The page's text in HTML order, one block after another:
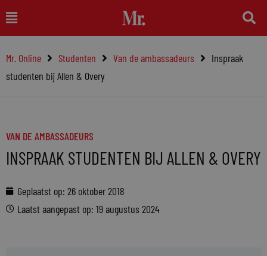
naar
inhoud
Main
Menu
Mr. Online Studenten Van de ambassadeurs
Inspraak
studenten bij Allen & Overy
VAN DE AMBASSADEURS
INSPRAAK STUDENTEN BIJ ALLEN & OVERY
Geplaatst op: 26 oktober 2018
Laatst aangepast op: 19 augustus 2024